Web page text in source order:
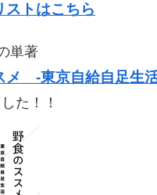
ストはこちら
単著
メ -東京自給自足生活
た！！